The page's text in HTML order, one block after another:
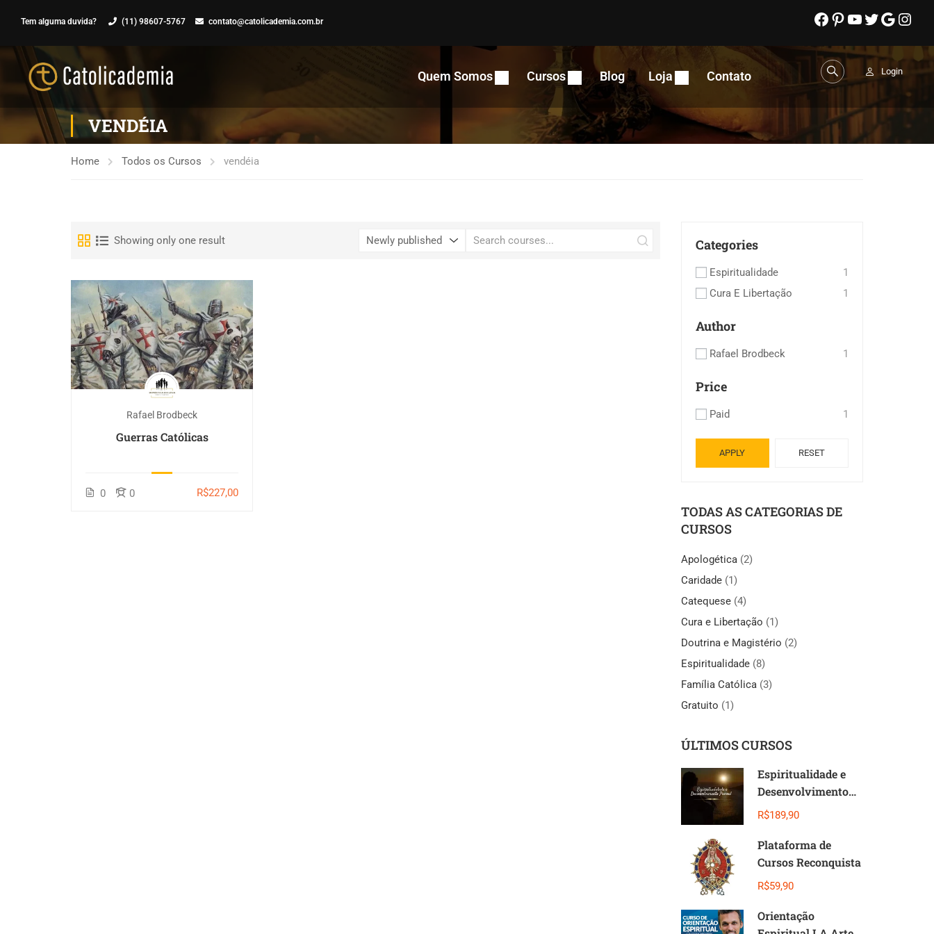
Tem alguma duvida? (11) 98607-5767 contato@catolicademia.com.br
Quem Somos Cursos Blog Loja Contato Login
VENDÉIA
Home Todos os Cursos vendéia
Showing only one result
Rafael Brodbeck
Guerras Católicas
0 0 R$227,00
Categories
Espiritualidade
1
Cura E Libertação
1
Author
Rafael Brodbeck 1
Price
Paid 1
APPLY RESET
TODAS AS CATEGORIAS DE
CURSOS
Apologética (2)
Caridade (1)
Catequese (4)
Cura e Libertação (1)
Doutrina e Magistério (2)
Espiritualidade (8)
Família Católica (3)
Gratuito (1)
ÚLTIMOS CURSOS
Espiritualidade e
Desenvolvimento
Pessoal
R$189,90
Plataforma de
Cursos Reconquista
R$59,90
Orientação